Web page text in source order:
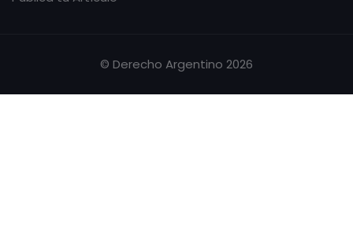
© Derecho Argentino 2026